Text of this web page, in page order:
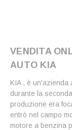
VENDITA
AUTO KIA
KIA , è un'azienda
durante la
produzione era
entrò nel campo
motore a benzina